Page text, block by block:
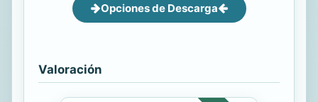
Opciones de Descarga
Valoración